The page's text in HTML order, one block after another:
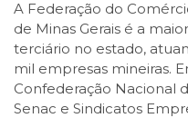
A Federação do
de Minas Gerais é a
terciário no estado,
mil empresas mineiras.
Confederação Nacional
Senac e Sindicatos